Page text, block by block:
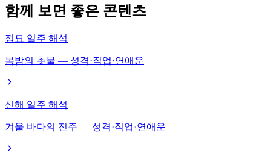
함께 보면 좋은 콘텐츠
정묘 일주 해석
봄밤의 촛불 — 성격·직업·연애운
신해 일주 해석
겨울 바다의 진주 — 성격·직업·연애운